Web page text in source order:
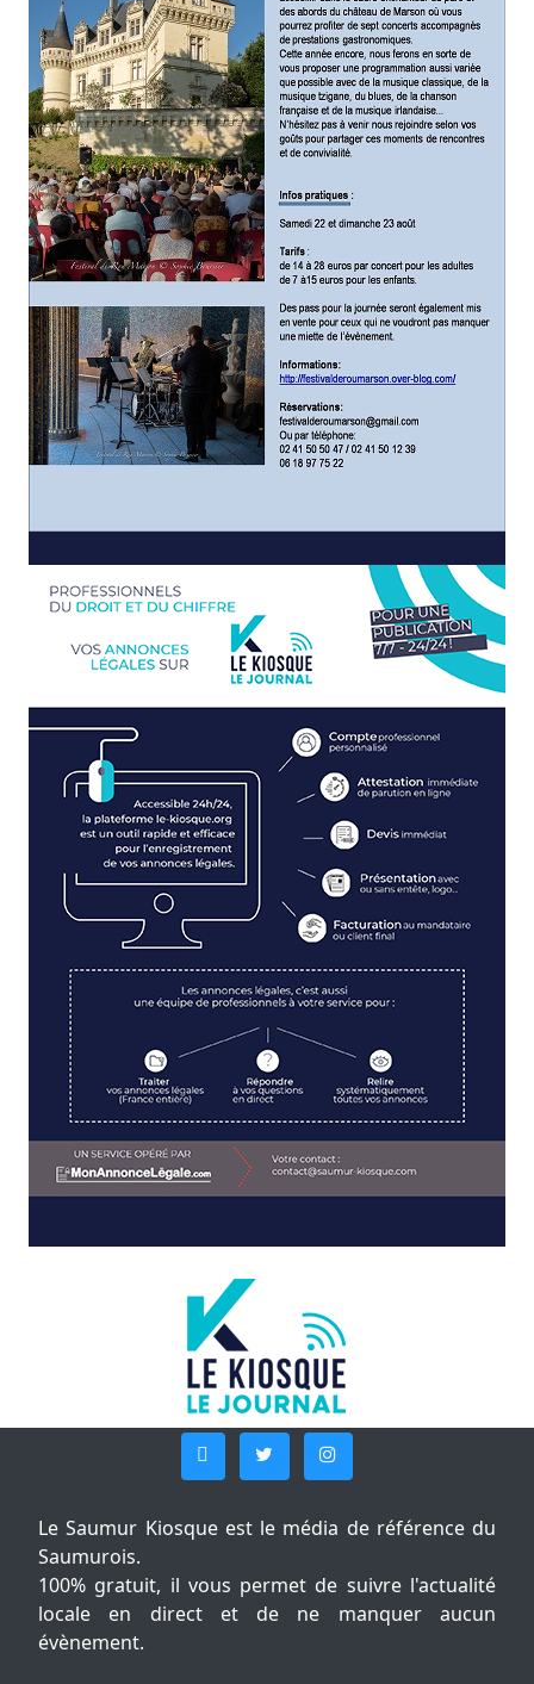
Le Saumur Kiosque est le média de référence du
Saumurois.
100% gratuit, il vous permet de suivre l'actualité
locale en direct et de ne manquer aucun
évènement.